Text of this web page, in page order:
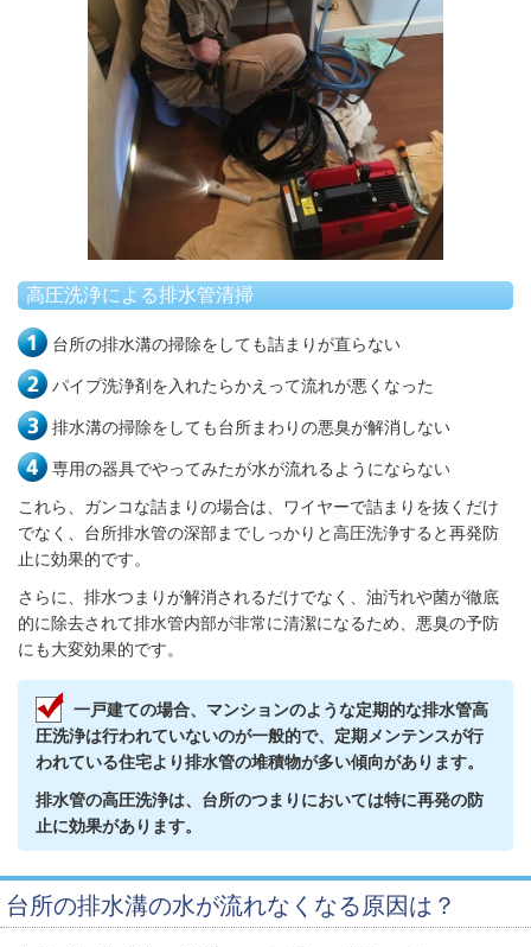
高圧洗浄による排水管清掃
台所の排水溝の掃除をしても詰まりが直らない
パイプ洗浄剤を入れたらかえって流れが悪くなった
排水溝の掃除をしても台所まわりの悪臭が解消しない
専用の器具でやってみたが水が流れるようにならない
これら、ガンコな詰まりの場合は、ワイヤーで詰まりを抜くだけ
でなく、台所排水管の深部までしっかりと高圧洗浄すると再発防
止に効果的です。
さらに、排水つまりが解消されるだけでなく、油汚れや菌が徹底
的に除去されて排水管内部が非常に清潔になるため、悪臭の予防
にも大変効果的です。
一戸建ての場合、マンションのような定期的な排水管高
圧洗浄は行われていないのが一般的で、定期メンテンスが行
われている住宅より排水管の堆積物が多い傾向があります。
排水管の高圧洗浄は、台所のつまりにおいては特に再発の防
止に効果があります。
台所の排水溝の水が流れなくなる原因は？